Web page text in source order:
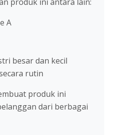
A
besar dan kecil
rutin
produk ini
dari berbagai